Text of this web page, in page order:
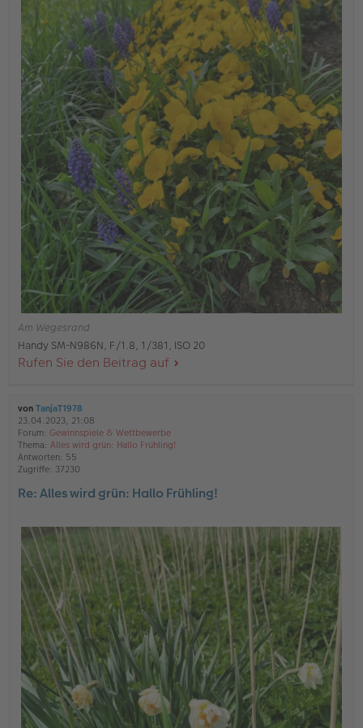
Am Wegesrand
Handy SM-N986N, F/1.8, 1/381, ISO 20
Rufen Sie den Beitrag auf
von TanjaT1978
23.04.2023, 21:08
Forum: Gewinnspiele & Wettbewerbe
Thema: Alles wird grün: Hallo Frühling!
Antworten: 55
Zugriffe: 37230
Re: Alles wird grün: Hallo Frühling!